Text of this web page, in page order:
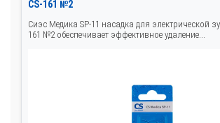
CS-161 №2
Сиэс Медика SP-11 насадка для электрической
161 №2 обеспечивает эффективное удаление...